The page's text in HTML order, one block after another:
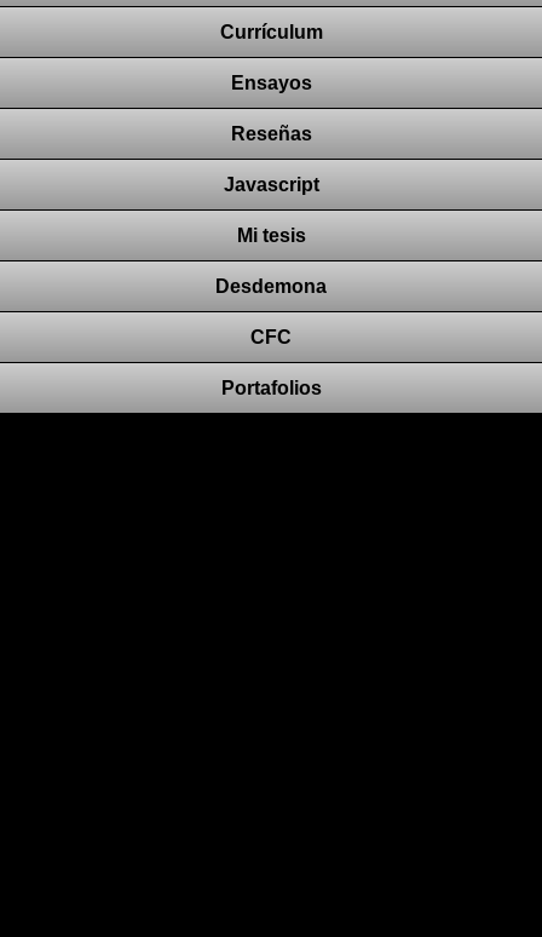
Currículum
Ensayos
Reseñas
Javascript
Mi tesis
Desdemona
CFC
Portafolios